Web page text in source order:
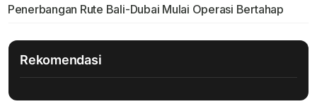
Penerbangan Rute Bali-Dubai Mulai Operasi Bertahap
Rekomendasi